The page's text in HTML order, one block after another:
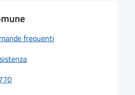
frequenti